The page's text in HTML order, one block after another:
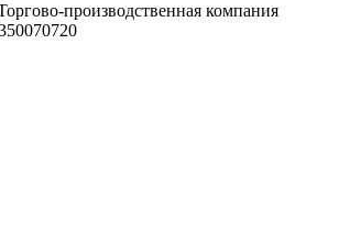
производственная компания